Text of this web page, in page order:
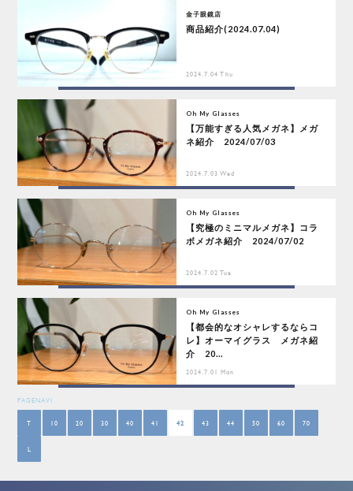
金子眼鏡店
商品紹介(2024.07.04)
2024.7.04 Thu
Oh My Glasses
【万能すぎる人気メガネ】メガ
ネ紹介 2024/07/03
2024.7.03 Wed
Oh My Glasses
【究極のミニマルメガネ】コラ
ボメガネ紹介 2024/07/02
2024.7.02 Tue
Oh My Glasses
【都会的なオシャレするならコ
レ】オーマイグラス メガネ紹
介 20...
2024.7.01 Mon
PAGENAVI
T 10 20 30 40 41 42 43 44 50 60 70
L